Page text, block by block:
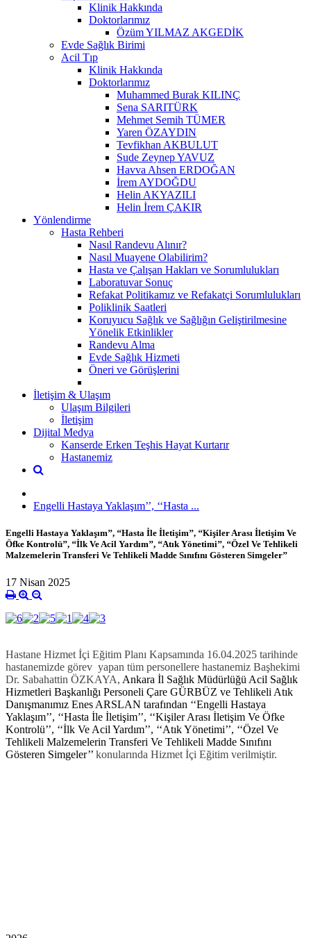
Klinik Hakkında
Doktorlarımız
Özüm YILMAZ AKGEDİK
Evde Sağlık Birimi
Acil Tıp
Klinik Hakkında
Doktorlarımız
Muhammed Burak KILINÇ
Sena SARITÜRK
Mehmet Semih TÜMER
Yaren ÖZAYDIN
Tevfikhan AKBULUT
Sude Zeynep YAVUZ
Havva Ahsen ERDOĞAN
İrem AYDOĞDU
Helin AKYAZILI
Helin İrem ÇAKIR
Yönlendirme
Hasta Rehberi
Nasıl Randevu Alınır?
Nasıl Muayene Olabilirim?
Hasta ve Çalışan Hakları ve Sorumlulukları
Laboratuvar Sonuç
Refakat Politikamız ve Refakatçi Sorumlulukları
Poliklinik Saatleri
Koruyucu Sağlık ve Sağlığın Geliştirilmesine
Yönelik Etkinlikler
Randevu Alma
Evde Sağlık Hizmeti
Öneri ve Görüşlerini
İletişim & Ulaşım
Ulaşım Bilgileri
İletişim
Dijital Medya
Kanserde Erken Teşhis Hayat Kurtarır
Hastanemiz
Engelli Hastaya Yaklaşım’’, ‘‘Hasta ...
Engelli Hastaya Yaklaşım’’, ‘‘Hasta İle İletişim’’, ‘‘Kişiler Arası İletişim Ve
Öfke Kontrolü’’, ‘‘İlk Ve Acil Yardım’’, ‘‘Atık Yönetimi’’, ‘‘Özel Ve Tehlikeli
Malzemelerin Transferi Ve Tehlikeli Madde Sınıfını Gösteren Simgeler’’
17 Nisan 2025
Hastane Hizmet İçi Eğitim Planı Kapsamında 16.04.2025 tarihinde
hastanemizde görev yapan tüm personellere hastanemiz Başhekimi
Dr. Sabahattin ÖZKAYA, Ankara İl Sağlık Müdürlüğü Acil Sağlık
Hizmetleri Başkanlığı Personeli Çare GÜRBÜZ ve Tehlikeli Atık
Danışmanımız Enes ARSLAN tarafından ‘‘Engelli Hastaya
Yaklaşım’’, ‘‘Hasta İle İletişim’’, ‘‘Kişiler Arası İletişim Ve Öfke
Kontrolü’’, ‘‘İlk Ve Acil Yardım’’, ‘‘Atık Yönetimi’’, ‘‘Özel Ve
Tehlikeli Malzemelerin Transferi Ve Tehlikeli Madde Sınıfını
Gösteren Simgeler’’ konularında Hizmet İçi Eğitim verilmiştir.